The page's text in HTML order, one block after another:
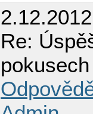
Re:
pokusech